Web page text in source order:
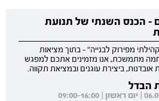
- הכנס השנתי של תנועת
מפירוק לבנייה" - בתוך מציאות
מתמשכת, אנו מזמינים אתכם למפגש
ביצירת עוגנים ובמציאת תקווה.
הבדל